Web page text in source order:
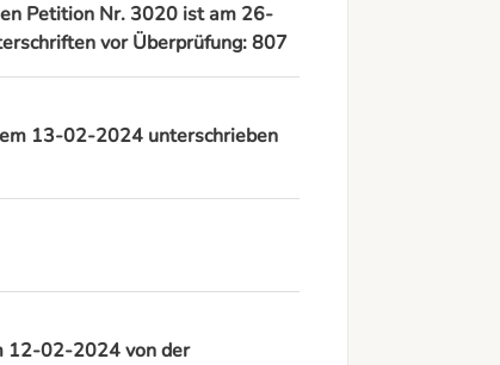
Petition Nr. 3020 ist am 26-
vor Überprüfung: 807
13-02-2024 unterschrieben
12-02-2024 von der